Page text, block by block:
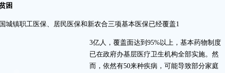
困
城镇职工医保、居民医保和新农合三项基本医保已经覆盖1
3亿人，覆盖面达到95%以上，基本药物制度
已在政府办基层医疗卫生机构全部实施。然
而，依然有50来种疾病，可能导致部分家庭